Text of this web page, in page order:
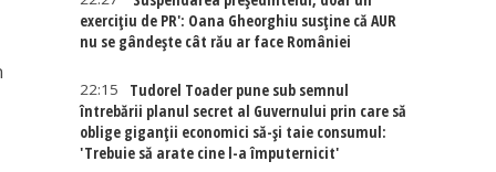
exercițiu de PR': Oana Gheorghiu susține că AUR
nu se gândește cât rău ar face României
22:15
Tudorel Toader pune sub semnul
întrebării planul secret al Guvernului prin care să
oblige giganții economici să-și taie consumul:
'Trebuie să arate cine l-a împuternicit'